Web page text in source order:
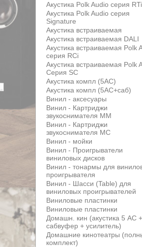
Акустика Polk Audio серия RTi
Акустика Polk Audio серия
Signature
Акустика встраиваемая
Акустика встраиваемая DALI
Акустика встраиваемая Polk
серия RCi
Акустика встраиваемая Polk
Серия SC
Акустика компл (5АС)
Акустика компл (5АС+саб)
Винил - аксесуары
Винил - Картриджи
звукоснимателя MM
Винил - Картриджи
звукоснимателя MС
Винил - мойки
Винил - Проигрыватели
виниловых дисков
Винил - тонармы для
проигрывателя
Винил - Шасси (Table) для
виниловых проигрывателей
Виниловые пластинки
Виниловые пластинки
Домашн. кин (акустика 5 АС +
сабвуфер + усилитель)
Домашние кинотеатры
комплект)